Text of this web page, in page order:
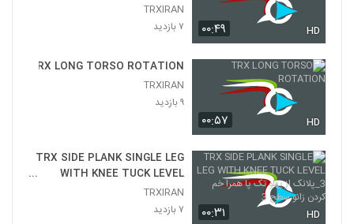
۰۰:۴۹ HD
TRXIRAN
۷ بازدید
۰۰:۵۷ HD
TRX LONG TORSO ROTATION
TRXIRAN
۹ بازدید
۰۰:۳۱ HD
TRX SIDE PLANK SINGLE LEG
WITH KNEE TUCK LEVEL
3_پلانک از پهلو تک پا همرا خم کردن
زانو سطح 3
TRXIRAN
۷ بازدید